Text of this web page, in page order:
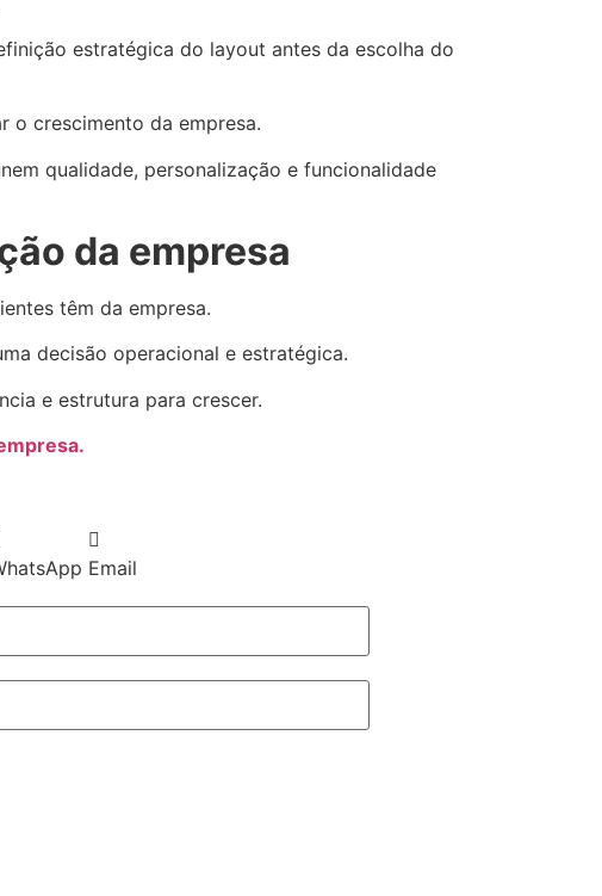
estratégica do layout antes da escolha do
o crescimento da empresa.
qualidade, personalização e funcionalidade
da empresa
têm da empresa.
decisão operacional e estratégica.
e estrutura para crescer.
Email